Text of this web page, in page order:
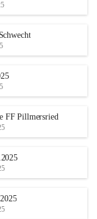
FF Pillmersried